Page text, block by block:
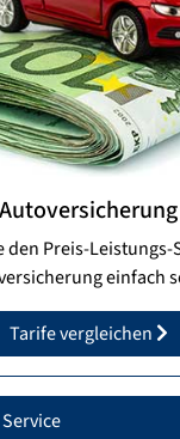
Autoversicherung
den Preis-
einfach
Tarife vergleichen